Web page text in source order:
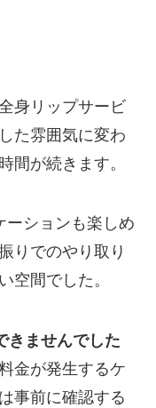
身リップサービ
た雰囲気に変わ
間が続きます。
ーションも楽しめ
りでのやり取り
空間でした。
きませんでした
金が発生するケ
事前に確認する